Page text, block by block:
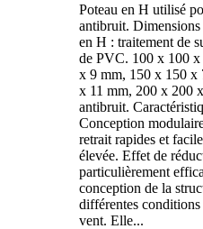
Poteau en H utilisé
antibruit. Dimensions
en H : traitement de
de PVC. 100 x 100
x 9 mm, 150 x 150 x
x 11 mm, 200 x 200
antibruit.
Conception
retrait rapides et
élevée. Effet de
particulièrement
conception de la
différentes
vent. Elle...